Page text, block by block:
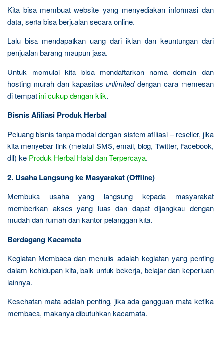
Kita bisa membuat website yang menyediakan informasi dan
data, serta bisa berjualan secara online.
Lalu bisa mendapatkan uang dari iklan dan keuntungan dari
penjualan barang maupun jasa.
Untuk memulai kita bisa mendaftarkan nama domain dan
hosting murah dan kapasitasunlimiteddengan cara memesan
di tempatini cukup dengan klik.
Bisnis Afiliasi Produk Herbal
Peluang bisnis tanpa modal dengan sistem afiliasi – reseller, jika
kita menyebar link (melalui SMS, email, blog, Twitter, Facebook,
dll) ke Produk Herbal Halal dan Terpercaya.
2. Usaha Langsung ke Masyarakat (Offline)
Membuka usaha yang langsung kepada masyarakat
memberikan akses yang luas dan dapat dijangkau dengan
mudah dari rumah dan kantor pelanggan kita.
Berdagang Kacamata
Kegiatan Membaca dan menulis adalah kegiatan yang penting
dalam kehidupan kita, baik untuk bekerja, belajar dan keperluan
lainnya.
Kesehatan mata adalah penting, jika ada gangguan mata ketika
membaca, makanya dibutuhkan kacamata.